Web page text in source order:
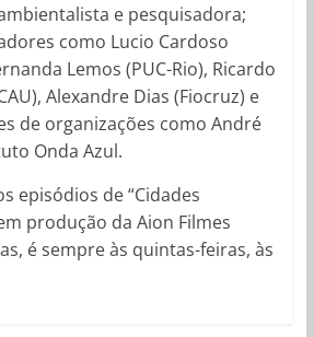
e pesquisadora;
como Lucio Cardoso
Lemos (PUC-Rio), Ricardo
Alexandre Dias (Fiocruz) e
de organizações como André
Onda Azul.
episódios de “Cidades
produção da Aion Filmes
é sempre às quintas-feiras, às